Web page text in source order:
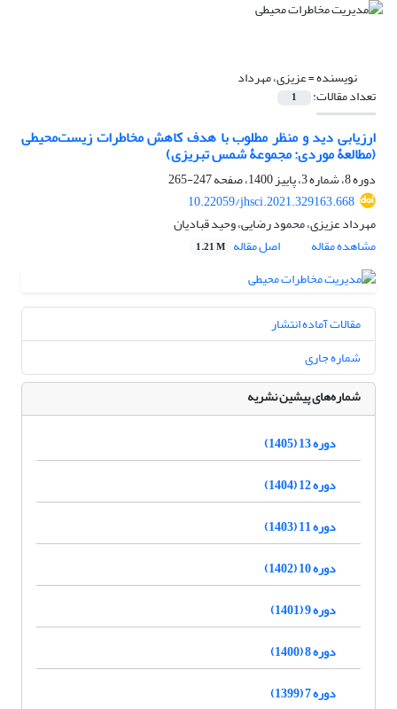
نویسنده =عزیزی، مهرداد
تعداد مقالات: 1
ارزیابی دید و منظر مطلوب با هدف کاهش مخاطرات زیست‌محیطی
(مطالعۀ موردی: مجموعۀ شمس تبریزی)
دوره 8، شماره 3، پاییز 1400، صفحه
247-265
10.22059/jhsci.2021.329163.668
مهرداد عزیزی، محمود رضایی، وحید قبادیان
مشاهده مقاله
اصل مقاله 1.21 M
مقالات آماده انتشار
شماره جاری
شماره‌های پیشین نشریه
دوره 13 (1405)
دوره 12 (1404)
دوره 11 (1403)
دوره 10 (1402)
دوره 9 (1401)
دوره 8 (1400)
دوره 7 (1399)